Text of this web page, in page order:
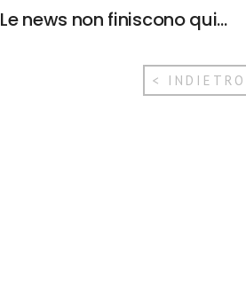
Le news non finiscono qui…
< INDIETRO